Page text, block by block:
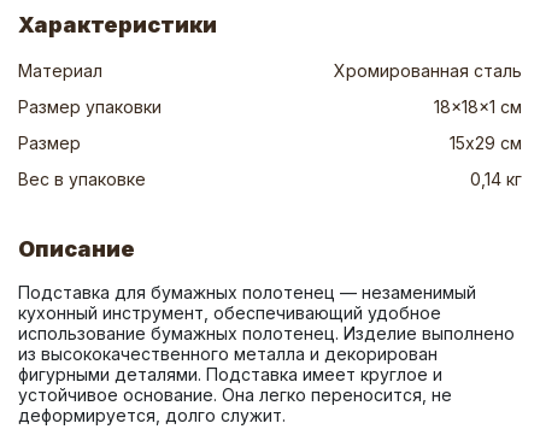
Характеристики
Материал
Хромированная сталь
Размер упаковки
18x18x1 см
Размер
15х29 см
Вес в упаковке
0,14 кг
Описание
Подставка для бумажных полотенец — незаменимый
кухонный инструмент, обеспечивающий удобное
использование бумажных полотенец. Изделие выполнено
из высококачественного металла и декорирован
фигурными деталями. Подставка имеет круглое и
устойчивое основание. Она легко переносится, не
деформируется, долго служит.